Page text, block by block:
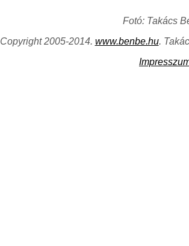
Fotó: Takács
Copyright 2005-2014. www.benbe.hu.